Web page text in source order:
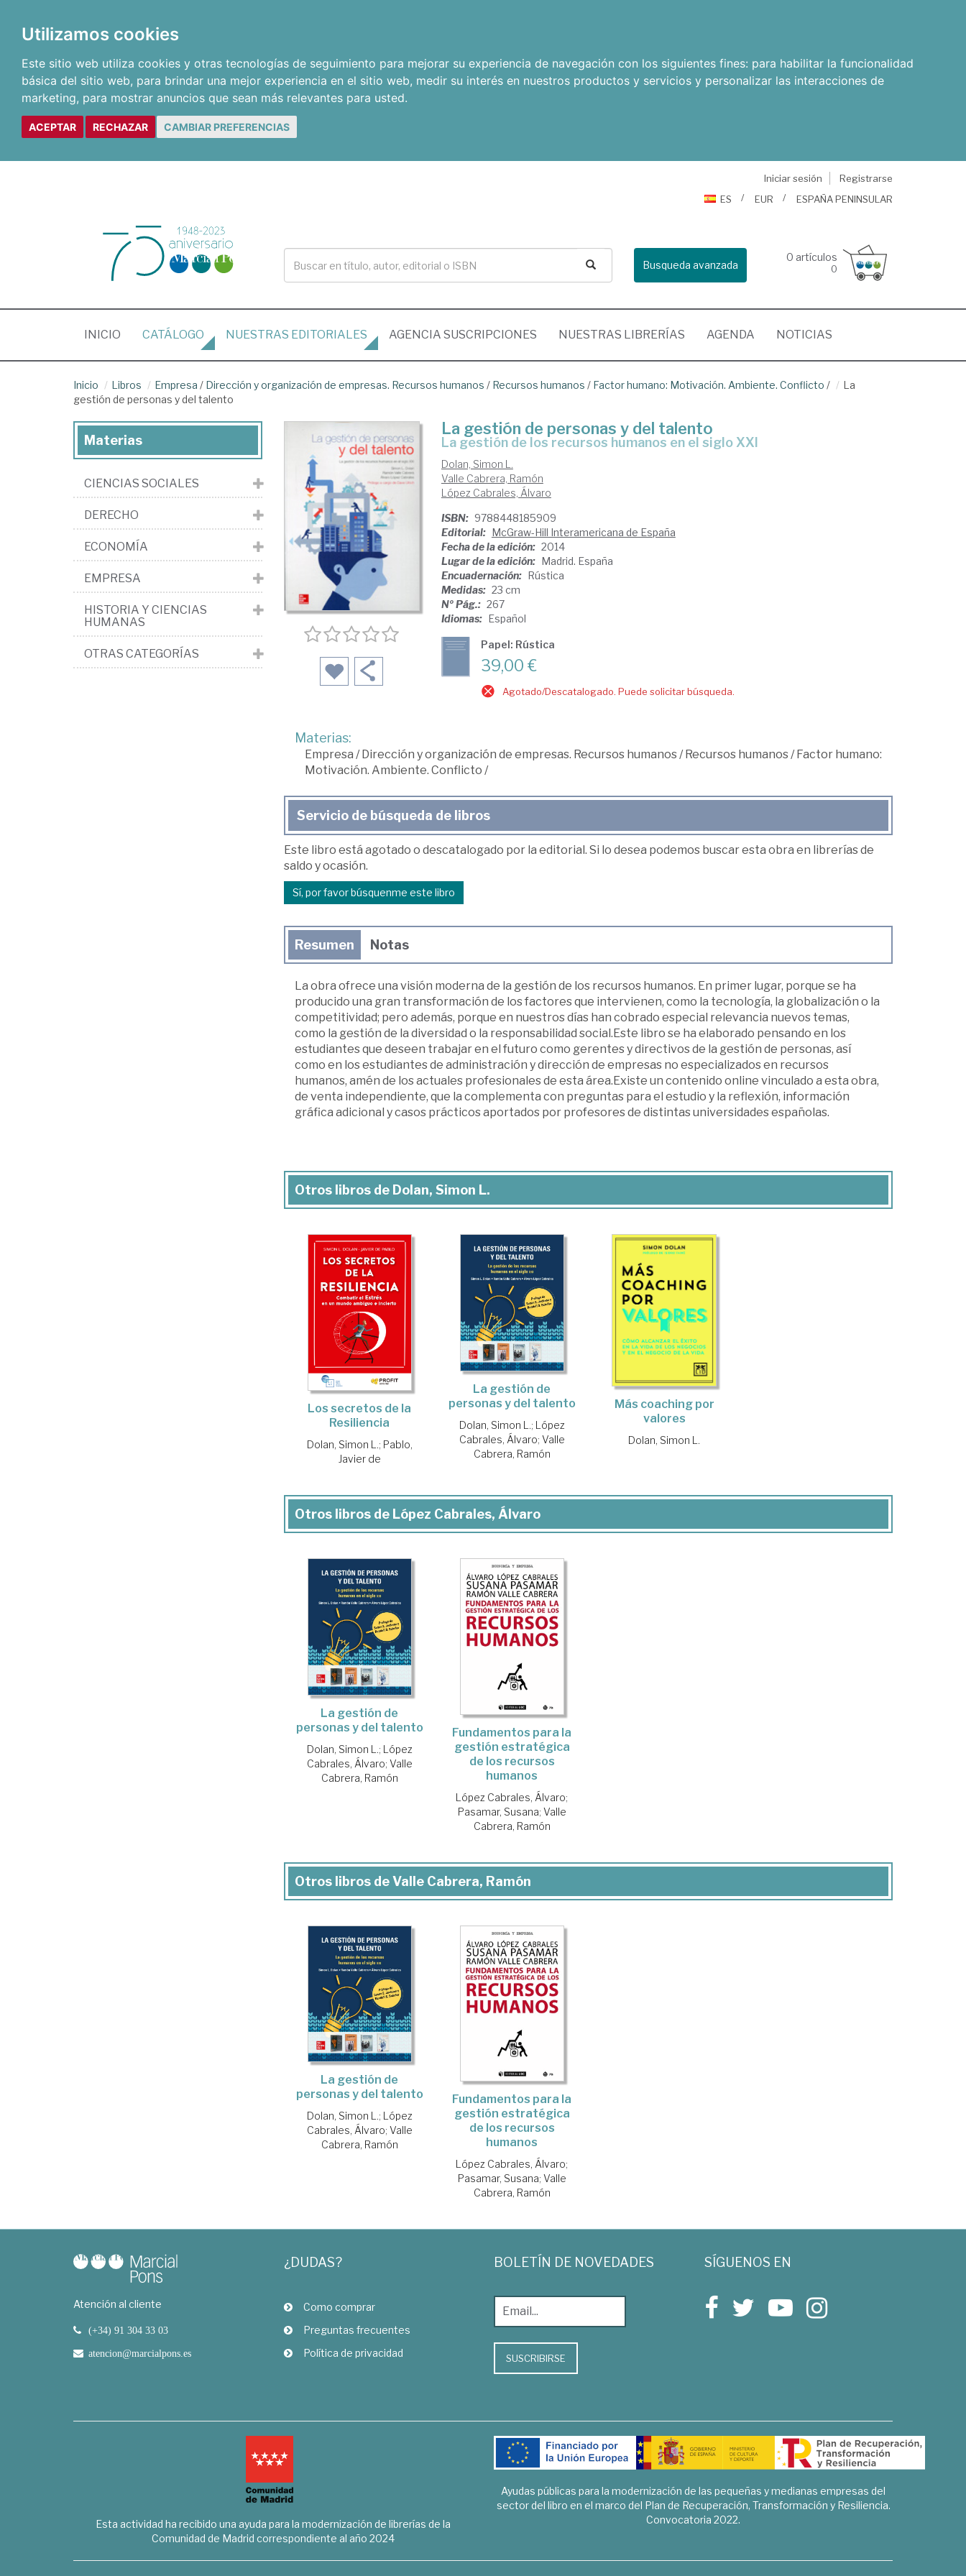
Utilizamos cookies
Este sitio web utiliza cookies y otras tecnologías de seguimiento para mejorar su experiencia de navegación con los siguientes fines: para habilitar la funcionalidad
básica del sitio web, para brindar una mejor experiencia en el sitio web, medir su interés en nuestros productos y servicios y personalizar las interacciones de
marketing, para mostrar anuncios que sean más relevantes para usted.
ACEPTAR RECHAZAR CAMBIAR PREFERENCIAS
Iniciar sesión
Registrarse
ES
EUR ESPAÑA PENINSULAR
Busqueda avanzada
0 artículos
0
INICIO (CURRENT)
CATÁLOGO NUESTRAS EDITORIALES AGENCIA SUSCRIPCIONES NUESTRAS LIBRERÍAS AGENDA NOTICIAS
Inicio Libros Empresa / Dirección y organización de empresas. Recursos humanos / Recursos humanos / Factor humano: Motivación. Ambiente. Conflicto /
La
gestión de personas y del talento
La gestión de personas y del talento
la gestión de los recursos humanos en el siglo XXI
Dolan, Simon L.
Valle Cabrera, Ramón
López Cabrales, Álvaro
ISBN: 9788448185909
Editorial: McGraw-Hill Interamericana de España
Fecha de la edición: 2014
Lugar de la edición: Madrid. España
Encuadernación: Rústica
Medidas: 23 cm
Nº Pág.: 267
Idiomas: Español
Papel: Rústica
39,00 €
Agotado/Descatalogado. Puede solicitar búsqueda.
Materias:
Empresa /Dirección y organización de empresas. Recursos humanos/Recursos humanos/Factor humano:
Motivación. Ambiente. Conflicto /
Servicio de búsqueda de libros
Este libro está agotado o descatalogado por la editorial. Si lo desea podemos buscar esta obra en librerías de
saldo y ocasión.
Sí, por favor búsquenme este libro
Resumen Notas
La obra ofrece una visión moderna de la gestión de los recursos humanos. En primer lugar, porque se ha
producido una gran transformación de los factores que intervienen, como la tecnología, la globalización o la
competitividad; pero además, porque en nuestros días han cobrado especial relevancia nuevos temas,
como la gestión de la diversidad o la responsabilidad social.Este libro se ha elaborado pensando en los
estudiantes que deseen trabajar en el futuro como gerentes y directivos de la gestión de personas, así
como en los estudiantes de administración y dirección de empresas no especializados en recursos
humanos, amén de los actuales profesionales de esta área.Existe un contenido online vinculado a esta obra,
de venta independiente, que la complementa con preguntas para el estudio y la reflexión, información
gráfica adicional y casos prácticos aportados por profesores de distintas universidades españolas.
Otros libros de Dolan, Simon L.
Los secretos de la
Resiliencia
Dolan, Simon L.; Pablo,
Javier de
La gestión de
personas y del talento
Dolan, Simon L.; López
Cabrales, Álvaro; Valle
Cabrera, Ramón
Más coaching por
valores
Dolan, Simon L.
Otros libros de López Cabrales, Álvaro
La gestión de
personas y del talento
Dolan, Simon L.; López
Cabrales, Álvaro; Valle
Cabrera, Ramón
Fundamentos para la
gestión estratégica
de los recursos
humanos
López Cabrales, Álvaro;
Pasamar, Susana; Valle
Cabrera, Ramón
Otros libros de Valle Cabrera, Ramón
La gestión de
personas y del talento
Dolan, Simon L.; López
Cabrales, Álvaro; Valle
Cabrera, Ramón
Fundamentos para la
gestión estratégica
de los recursos
humanos
López Cabrales, Álvaro;
Pasamar, Susana; Valle
Cabrera, Ramón
Materias
CIENCIAS SOCIALES
DERECHO
ECONOMÍA
EMPRESA
HISTORIA Y CIENCIAS
HUMANAS
OTRAS CATEGORÍAS
Atención al cliente
(+34) 91 304 33 03
atencion@marcialpons.es
¿DUDAS?
Como comprar
Preguntas frecuentes
Política de privacidad
BOLETÍN DE NOVEDADES
SUSCRIBIRSE
SÍGUENOS EN
Esta actividad ha recibido una ayuda para la modernización de librerías de la
Comunidad de Madrid correspondiente al año 2024
Ayudas públicas para la modernización de las pequeñas y medianas empresas del
sector del libro en el marco del Plan de Recuperación, Transformación y Resiliencia.
Convocatoria 2022.